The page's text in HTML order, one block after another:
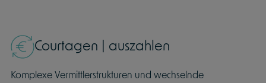
Courtagen | auszahlen
Komplexe Vermittlerstrukturen und wechselnde